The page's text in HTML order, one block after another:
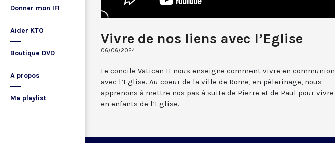
Donner mon IFI
Aider KTO
Boutique DVD
A propos
Ma playlist
Vivre de nos liens avec l’Eglise
06/06/2024
Le concile Vatican II nous enseigne comment vivre en communion
avec l’Eglise. Au coeur de la ville de Rome, en pèlerinage, nous
apprenons à mettre nos pas à suite de Pierre et de Paul pour vivre
en enfants de l’Eglise.